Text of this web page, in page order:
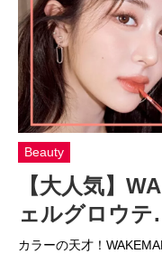
Beauty
【大人気】
ェルグロウ
カラーの天才！